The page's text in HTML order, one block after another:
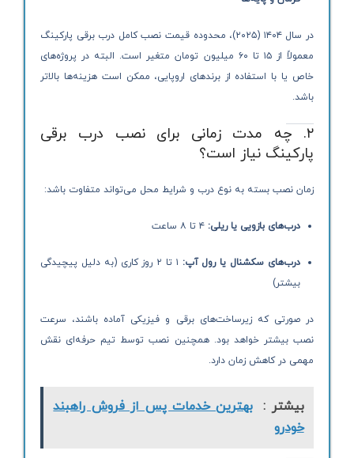
در سال ۱۴۰۴ (۲۰۲۵)، محدوده قیمت نصب کامل درب برقی پارکینگ
معمولاً از ۱۵ تا ۶۰ میلیون تومان متغیر است. البته در پروژه‌های
خاص یا با استفاده از برندهای اروپایی، ممکن است هزینه‌ها بالاتر
باشد.
۲. چه مدت زمانی برای نصب درب برقی
پارکینگ نیاز است؟
زمان نصب بسته به نوع درب و شرایط محل می‌تواند متفاوت باشد:
درب‌های بازویی یا ریلی: ۴ تا ۸ ساعت
درب‌های سکشنال یا رول آپ:
۱ تا ۲ روز کاری (به دلیل پیچیدگی
بیشتر)
در صورتی که زیرساخت‌های برقی و فیزیکی آماده باشند، سرعت
نصب بیشتر خواهد بود. همچنین نصب توسط تیم حرفه‌ای نقش
مهمی در کاهش زمان دارد.
بیشتر :
بهترین خدمات پس از فروش راهبند
خودرو